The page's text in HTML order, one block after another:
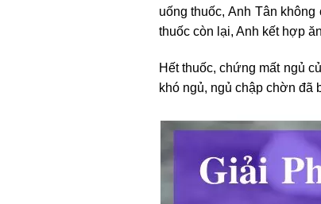
uống thuốc, Anh Tân
thuốc còn lại, Anh kết hợp
Hết thuốc, chứng mất ngủ
khó ngủ, ngủ chập chờn đã